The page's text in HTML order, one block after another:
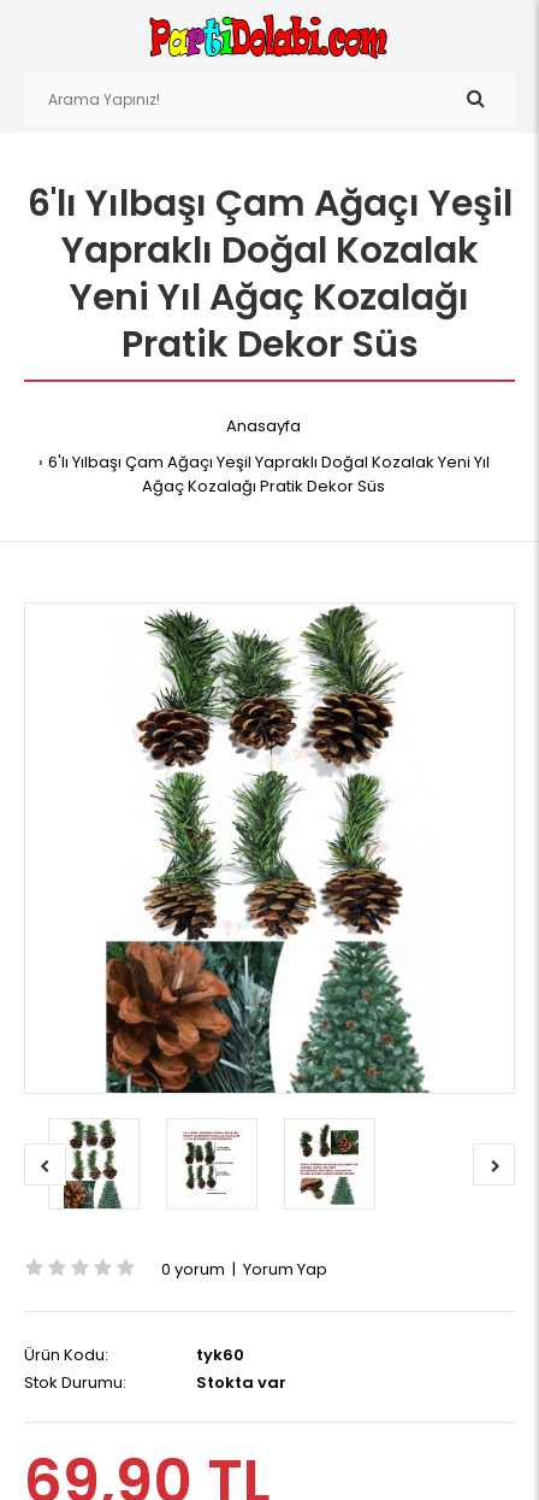
6'lı Yılbaşı Çam Ağaçı Yeşil
Yapraklı Doğal Kozalak
Yeni Yıl Ağaç Kozalağı
Pratik Dekor Süs
Anasayfa
6'lı Yılbaşı Çam Ağaçı Yeşil Yapraklı Doğal Kozalak Yeni Yıl
Ağaç Kozalağı Pratik Dekor Süs
0 yorum | Yorum Yap
Ürün Kodu:
tyk60
Stok Durumu:
Stokta var
69,90 TL